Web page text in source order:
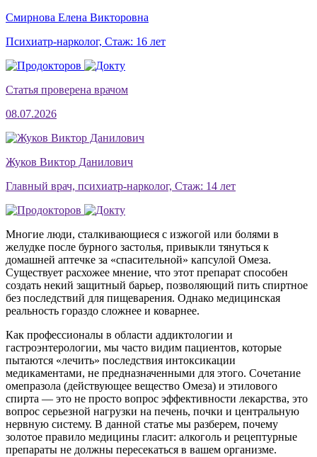
Смирнова Елена Викторовна
Психиатр-нарколог, Стаж: 16 лет
Статья проверена врачом
08.07.2026
Жуков Виктор Данилович
Главный врач, психиатр-нарколог, Стаж: 14 лет
Многие люди, сталкивающиеся с изжогой или болями в
желудке после бурного застолья, привыкли тянуться к
домашней аптечке за «спасительной» капсулой Омеза.
Существует расхожее мнение, что этот препарат способен
создать некий защитный барьер, позволяющий пить спиртное
без последствий для пищеварения. Однако медицинская
реальность гораздо сложнее и коварнее.
Как профессионалы в области аддиктологии и
гастроэнтерологии, мы часто видим пациентов, которые
пытаются «лечить» последствия интоксикации
медикаментами, не предназначенными для этого. Сочетание
омепразола (действующее вещество Омеза) и этилового
спирта — это не просто вопрос эффективности лекарства, это
вопрос серьезной нагрузки на печень, почки и центральную
нервную систему. В данной статье мы разберем, почему
золотое правило медицины гласит: алкоголь и рецептурные
препараты не должны пересекаться в вашем организме.